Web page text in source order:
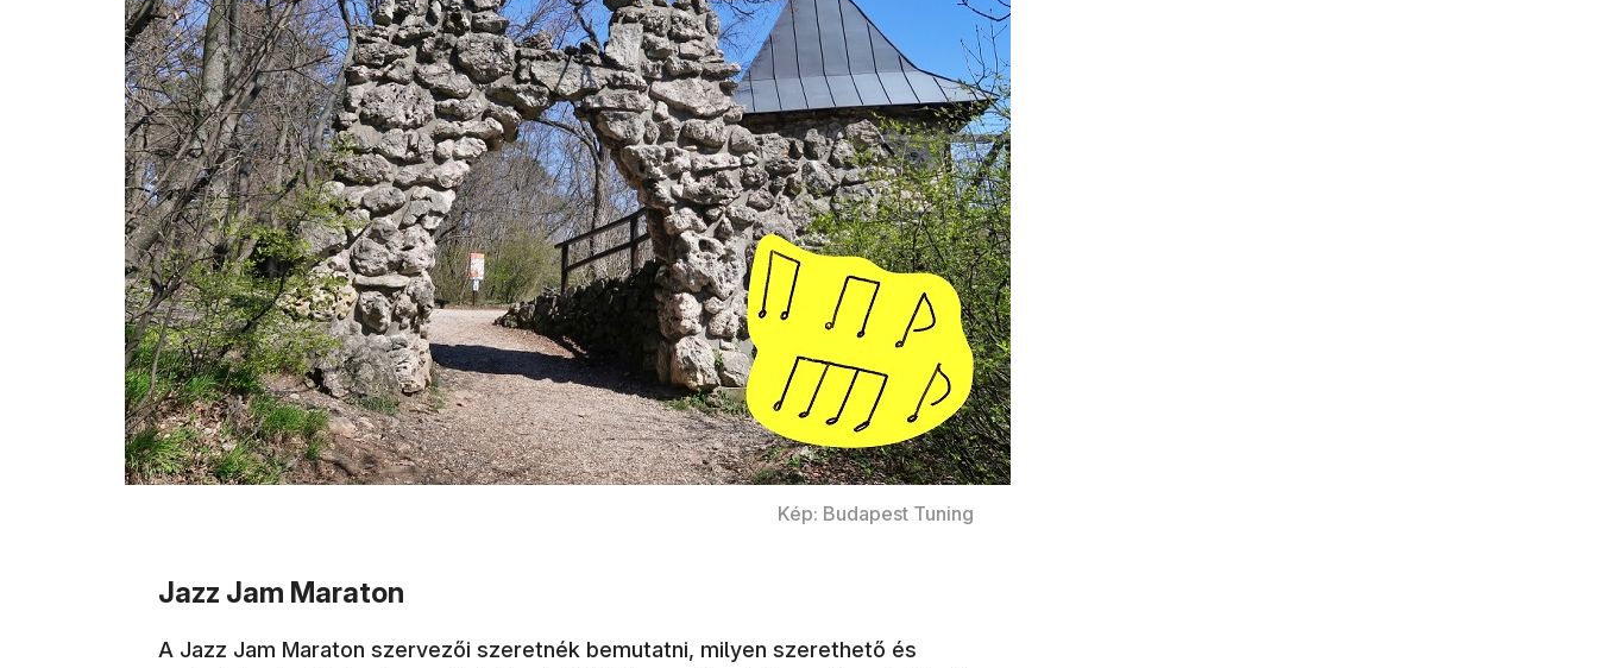
Kép: Budapest Tuning
Jazz Jam Maraton
A Jazz Jam Maraton szervezői szeretnék bemutatni, milyen szerethető és